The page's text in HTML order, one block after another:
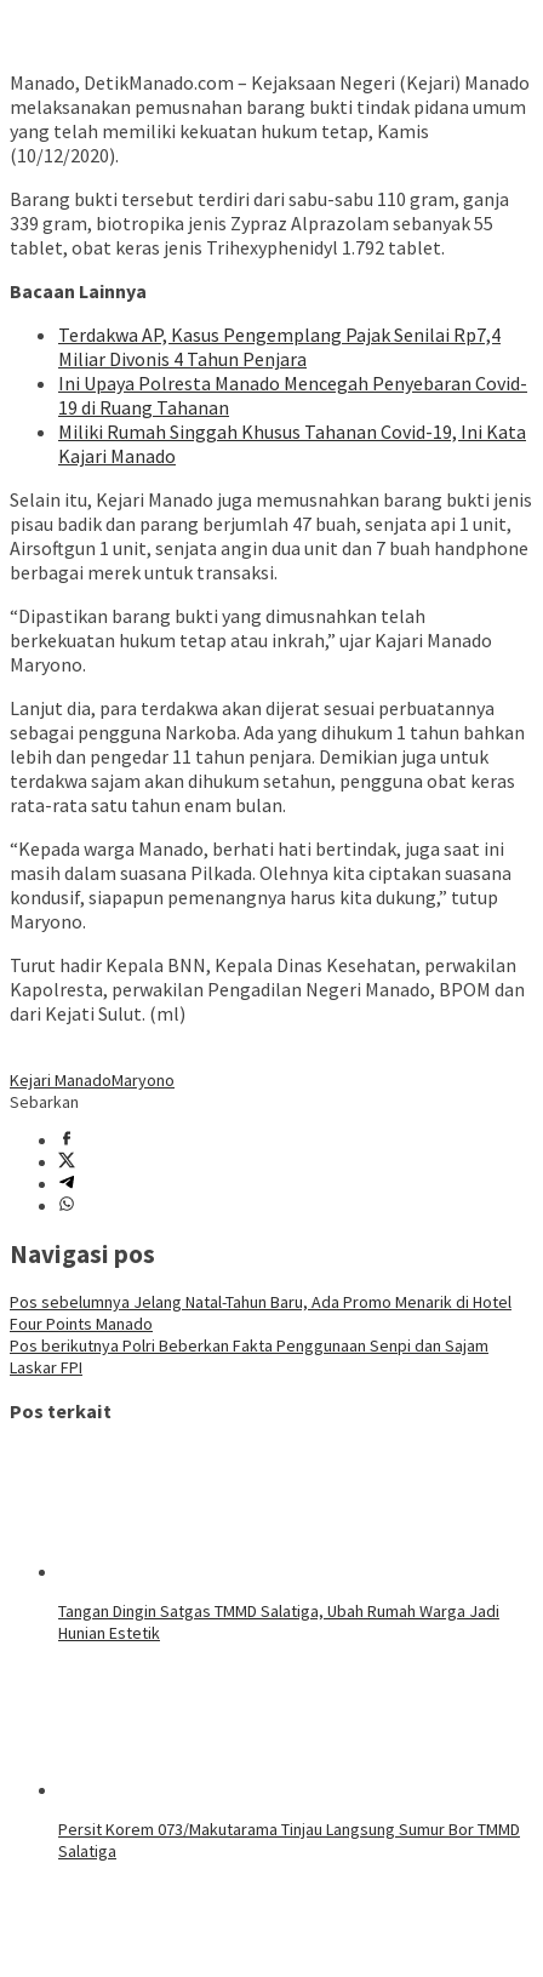
Manado, DetikManado.com – Kejaksaan Negeri (Kejari) Manado
melaksanakan pemusnahan barang bukti tindak pidana umum
yang telah memiliki kekuatan hukum tetap, Kamis
(10/12/2020).
Barang bukti tersebut terdiri dari sabu-sabu 110 gram, ganja
339 gram, biotropika jenis Zypraz Alprazolam sebanyak 55
tablet, obat keras jenis Trihexyphenidyl 1.792 tablet.
Bacaan Lainnya
Terdakwa AP, Kasus Pengemplang Pajak Senilai Rp7,4
Miliar Divonis 4 Tahun Penjara
Ini Upaya Polresta Manado Mencegah Penyebaran Covid-
19 di Ruang Tahanan
Miliki Rumah Singgah Khusus Tahanan Covid-19, Ini Kata
Kajari Manado
Selain itu, Kejari Manado juga memusnahkan barang bukti jenis
pisau badik dan parang berjumlah 47 buah, senjata api 1 unit,
Airsoftgun 1 unit, senjata angin dua unit dan 7 buah handphone
berbagai merek untuk transaksi.
“Dipastikan barang bukti yang dimusnahkan telah
berkekuatan hukum tetap atau inkrah,” ujar Kajari Manado
Maryono.
Lanjut dia, para terdakwa akan dijerat sesuai perbuatannya
sebagai pengguna Narkoba. Ada yang dihukum 1 tahun bahkan
lebih dan pengedar 11 tahun penjara. Demikian juga untuk
terdakwa sajam akan dihukum setahun, pengguna obat keras
rata-rata satu tahun enam bulan.
“Kepada warga Manado, berhati hati bertindak, juga saat ini
masih dalam suasana Pilkada. Olehnya kita ciptakan suasana
kondusif, siapapun pemenangnya harus kita dukung,” tutup
Maryono.
Turut hadir Kepala BNN, Kepala Dinas Kesehatan, perwakilan
Kapolresta, perwakilan Pengadilan Negeri Manado, BPOM dan
dari Kejati Sulut. (ml)
Kejari ManadoMaryono
Sebarkan
Navigasi pos
Pos sebelumnya Jelang Natal-Tahun Baru, Ada Promo Menarik di Hotel
Four Points Manado
Pos berikutnya Polri Beberkan Fakta Penggunaan Senpi dan Sajam
Laskar FPI
Pos terkait
Tangan Dingin Satgas TMMD Salatiga, Ubah Rumah Warga Jadi
Hunian Estetik
Persit Korem 073/Makutarama Tinjau Langsung Sumur Bor TMMD
Salatiga